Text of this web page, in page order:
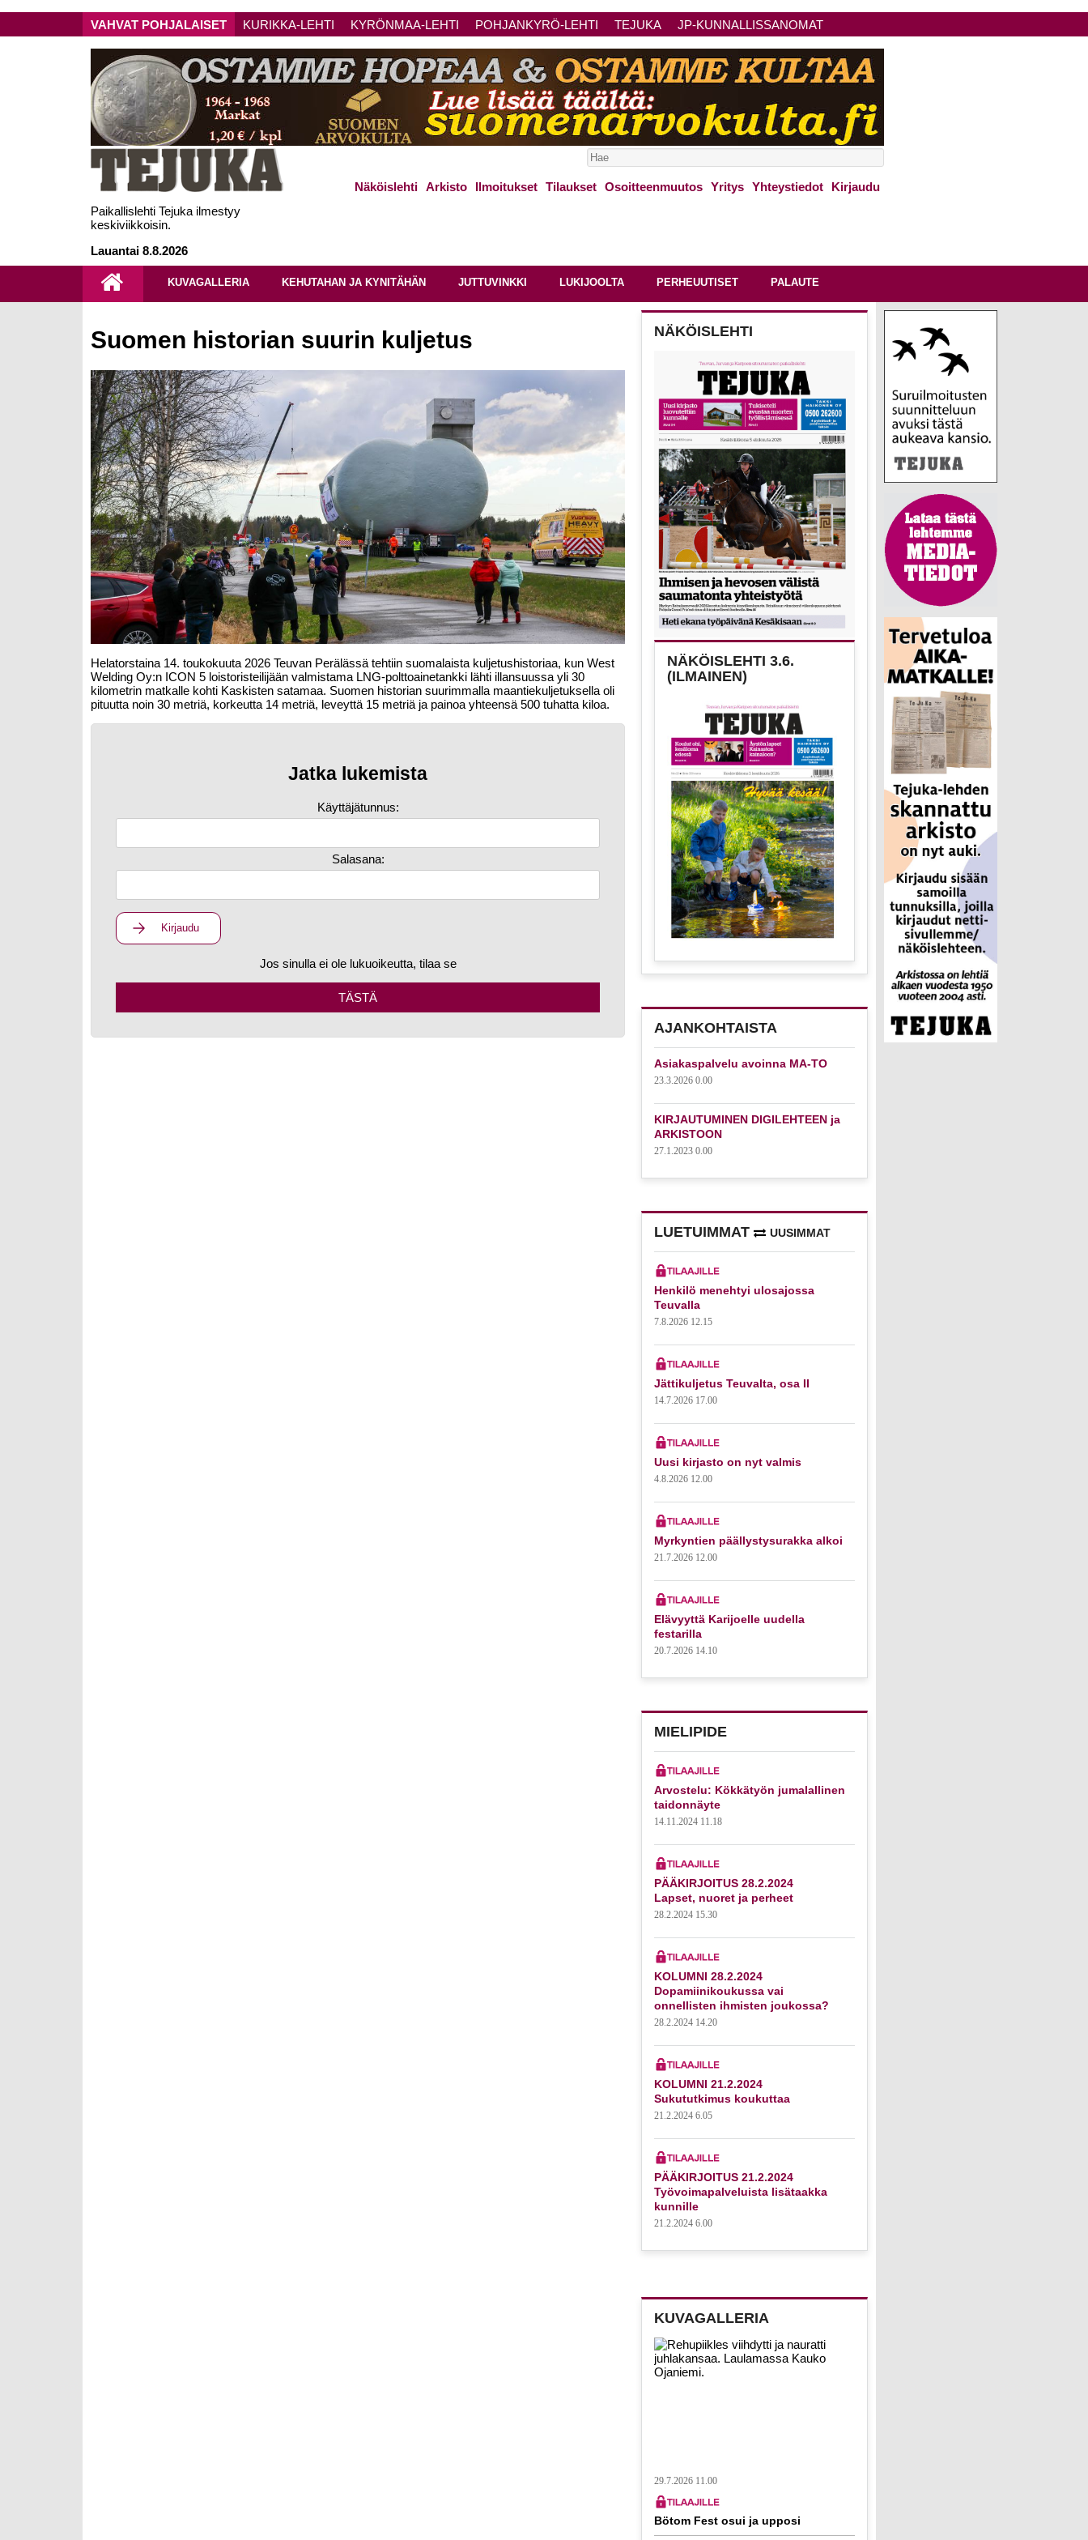
VAHVAT POHJALAISET KURIKKA-LEHTI KYRÖNMAA-LEHTI POHJANKYRÖ-LEHTI TEJUKA JP-KUNNALLISSANOMAT
Paikallislehti Tejuka ilmestyy
keskiviikkoisin.
Lauantai 8.8.2026
Näköislehti Arkisto Ilmoitukset Tilaukset Osoitteenmuutos Yritys Yhteystiedot Kirjaudu
KUVAGALLERIA KEHUTAHAN JA KYNITÄHÄN JUTTUVINKKI LUKIJOOLTA PERHEUUTISET PALAUTE
Suomen historian suurin kuljetus
Helatorstaina 14. toukokuuta 2026 Teuvan Perälässä tehtiin suomalaista kuljetushistoriaa, kun West
Welding Oy:n ICON 5 loistoristeilijään valmistama LNG-polttoainetankki lähti illansuussa yli 30
kilometrin matkalle kohti Kaskisten satamaa. Suomen historian suurimmalla maantiekuljetuksella oli
pituutta noin 30 metriä, korkeutta 14 metriä, leveyttä 15 metriä ja painoa yhteensä 500 tuhatta kiloa.
Jatka lukemista
Käyttäjätunnus:
Salasana:
Kirjaudu
Jos sinulla ei ole lukuoikeutta, tilaa se
TÄSTÄ
NÄKÖISLEHTI
NÄKÖISLEHTI 3.6.
(ILMAINEN)
AJANKOHTAISTA
Asiakaspalvelu avoinna MA-TO
23.3.2026 0.00
KIRJAUTUMINEN DIGILEHTEEN ja
ARKISTOON
27.1.2023 0.00
LUETUIMMAT UUSIMMAT
Henkilö menehtyi ulosajossa
Teuvalla
7.8.2026 12.15
Jättikuljetus Teuvalta, osa II
14.7.2026 17.00
Uusi kirjasto on nyt valmis
4.8.2026 12.00
Myrkyntien päällystysurakka alkoi
21.7.2026 12.00
Elävyyttä Karijoelle uudella
festarilla
20.7.2026 14.10
MIELIPIDE
Arvostelu: Kökkätyön jumalallinen
taidonnäyte
14.11.2024 11.18
PÄÄKIRJOITUS 28.2.2024
Lapset, nuoret ja perheet
28.2.2024 15.30
KOLUMNI 28.2.2024
Dopamiinikoukussa vai
onnellisten ihmisten joukossa?
28.2.2024 14.20
KOLUMNI 21.2.2024
Sukututkimus koukuttaa
21.2.2024 6.05
PÄÄKIRJOITUS 21.2.2024
Työvoimapalveluista lisätaakka
kunnille
21.2.2024 6.00
KUVAGALLERIA
29.7.2026 11.00
Bötom Fest osui ja upposi